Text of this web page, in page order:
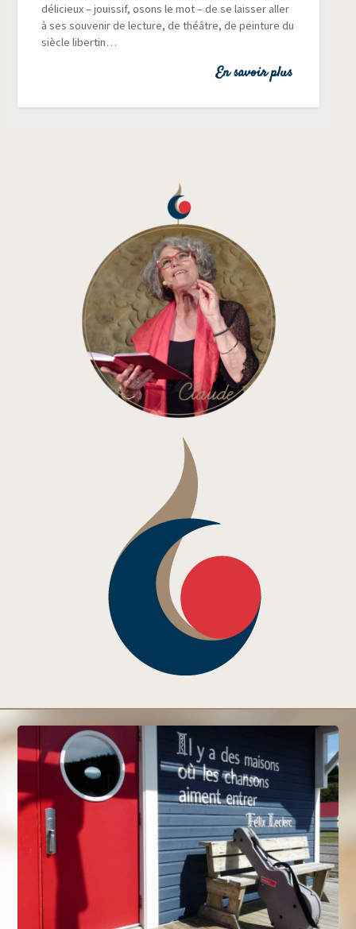
déli­cieux – jouis­sif, osons le mot – de se lais­ser aller
à ses sou­ve­nir de lec­ture, de théâtre, de pein­ture du
siècle libertin…
En savoir plus